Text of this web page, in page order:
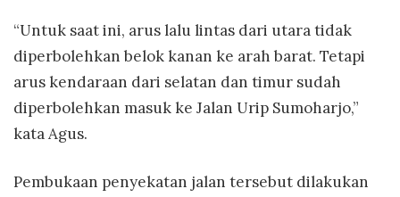
“Untuk saat ini, arus lalu lintas dari utara tidak
diperbolehkan belok kanan ke arah barat. Tetapi
arus kendaraan dari selatan dan timur sudah
diperbolehkan masuk ke Jalan Urip Sumoharjo,”
kata Agus.
Pembukaan penyekatan jalan tersebut dilakukan